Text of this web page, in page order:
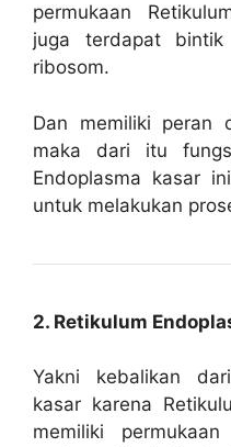
permukaan
juga terdapat
ribosom.
Dan memiliki peran
maka dari itu
Endoplasma kasar
untuk melakukan
2. Retikulum
Yakni kebalikan
kasar karena
memiliki